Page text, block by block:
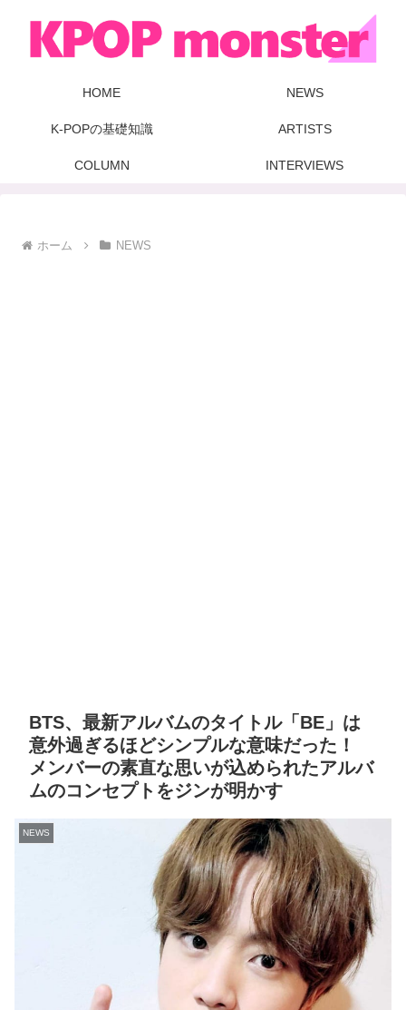
HOME NEWS
K-POPの基礎知識 ARTISTS
COLUMN INTERVIEWS
ホーム NEWS
BTS、最新アルバムのタイトル「BE」は
意外過ぎるほどシンプルな意味だった！
メンバーの素直な思いが込められたアルバ
ムのコンセプトをジンが明かす
NEWS